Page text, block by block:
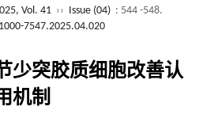
Vol. 41 ›› Issue (04) : 544 -548.
7547.2025.04.020
少突胶质细胞改善认
机制